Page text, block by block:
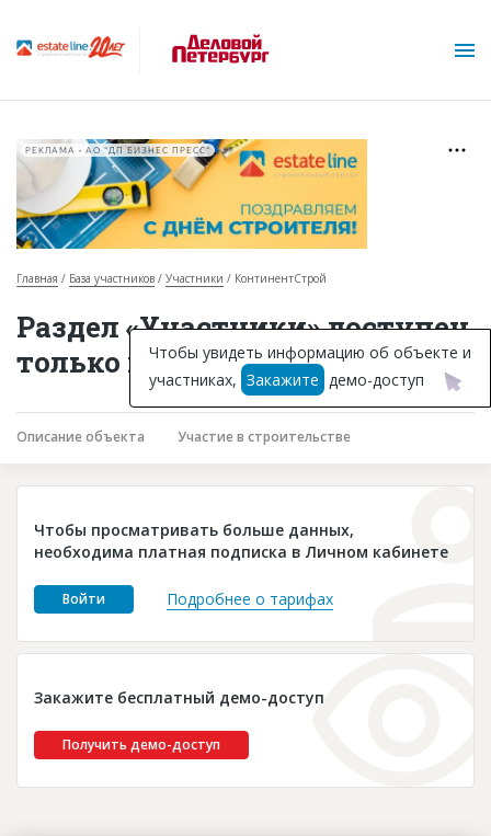
Горячие объекты
База строящихся объектов
Инвестпроекты
Глоссарий
Платные услуги
Пресс-релизы
РЕКЛАМА • АО "ДП БИЗНЕС ПРЕСС"
Главная База участников Участники КонтинентСтрой
Раздел «Участники» доступен
только подписчикам
Описание объекта Участие в строительстве
Чтобы просматривать больше данных,
необходима платная подписка в Личном кабинете
Войти Подробнее о тарифах
Закажите бесплатный демо-доступ
Получить демо-доступ
Чтобы увидеть информацию об объекте и
участниках, Закажите демо-доступ